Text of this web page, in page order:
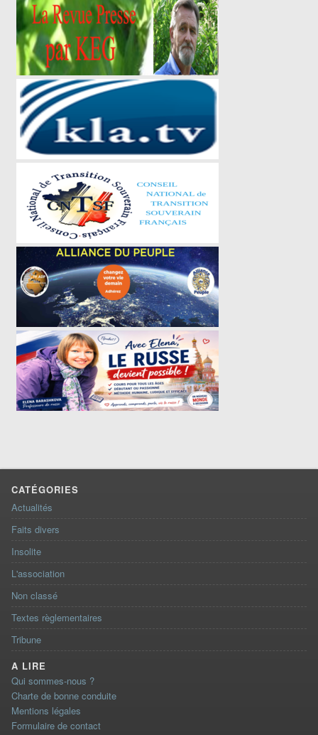
CATÉGORIES
Actualités
Faits divers
Insolite
L'association
Non classé
Textes règlementaires
Tribune
A LIRE
Qui sommes-nous ?
Charte de bonne conduite
Mentions légales
Formulaire de contact